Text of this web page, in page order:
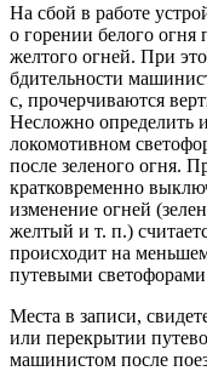
На сбой в работе
о горении белого огня
желтого огней. При
бдительности
с, прочерчиваются
Несложно определить
локомотивном
после зеленого огня.
кратковременно
изменение огней
желтый и т. п.)
происходит на
путевыми
Места в записи,
или перекрытии
машинистом после